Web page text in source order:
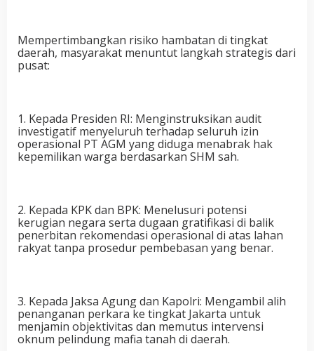
Mempertimbangkan risiko hambatan di tingkat
daerah, masyarakat menuntut langkah strategis dari
pusat:
1. Kepada Presiden RI: Menginstruksikan audit
investigatif menyeluruh terhadap seluruh izin
operasional PT AGM yang diduga menabrak hak
kepemilikan warga berdasarkan SHM sah.
2. Kepada KPK dan BPK: Menelusuri potensi
kerugian negara serta dugaan gratifikasi di balik
penerbitan rekomendasi operasional di atas lahan
rakyat tanpa prosedur pembebasan yang benar.
3. Kepada Jaksa Agung dan Kapolri: Mengambil alih
penanganan perkara ke tingkat Jakarta untuk
menjamin objektivitas dan memutus intervensi
oknum pelindung mafia tanah di daerah.